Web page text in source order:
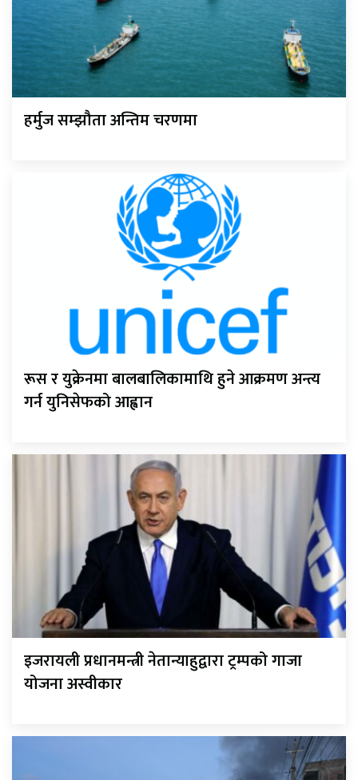
हर्मुज सम्झौता अन्तिम चरणमा
रूस र युक्रेनमा बालबालिकामाथि हुने आक्रमण अन्त्य
गर्न युनिसेफको आह्वान
इजरायली प्रधानमन्त्री नेतान्याहुद्वारा ट्रम्पको गाजा
योजना अस्वीकार